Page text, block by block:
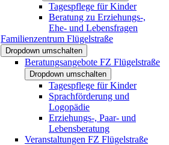
Tagespflege für Kinder
Beratung zu Erziehungs-,
Ehe- und Lebensfragen
Familienzentrum Flügelstraße
Dropdown umschalten
Beratungsangebote FZ Flügelstraße
Dropdown umschalten
Tagespflege für Kinder
Sprachförderung und
Logopädie
Erziehungs-, Paar- und
Lebensberatung
Veranstaltungen FZ Flügelstraße